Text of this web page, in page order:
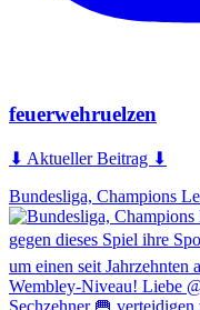
feuerwehruelzen
⬇ Aktueller Beitrag ⬇
Bundesliga, Champions